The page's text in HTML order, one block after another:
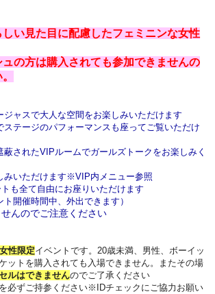
い見た目に配慮したフェミニンな女性
の方は購入されても参加できませんの
ジャスで大人な空間をお楽しみいただけます
ステージのパフォーマンスも座ってご覧いただけ
蔽されたVIPルームでガールズトークをお楽しみく
みいただけます※VIP内メニュー参照
も全て自由にお座りいただけます
ト開催時間中、外出できます）
んのでご注意ください
性限定イベントです。20歳未満、男性、ボーイッ
ットを購入されても入場できません。またその場
ルはできませんのでご了承ください
必ずご持参ください※IDチェックにご協力お願い